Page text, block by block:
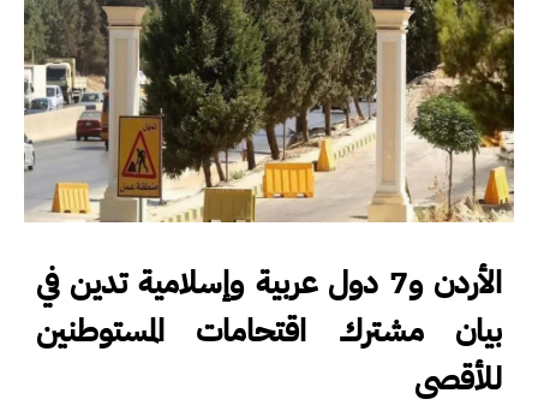
الأردن و7 دول عربية وإسلامية تدين في
بيان مشترك اقتحامات المستوطنين
للأقصى